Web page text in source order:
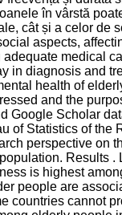
în vârstă
cât și a celor de
aspects,
medical
in diagnosis and
health of
and the
Google Scholar
of Statistics of the
perspective on
Results .
is highest
people are
countries cannot